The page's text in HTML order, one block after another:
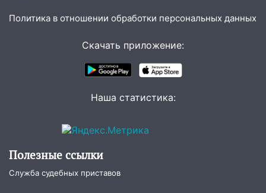
Политика в отношении обработки персональных данных
Скачать приложение:
Наша статистика:
Полезные ссылки
Служба судебных приставов